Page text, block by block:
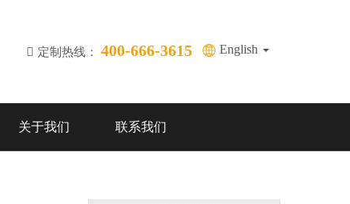
定制热线： 400-666-3615 English
关于我们 联系我们